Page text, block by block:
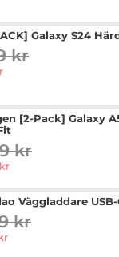
Galaxy S24
pris
kr
[2-Pack] Galaxy
pris
kr
Väggladdare
pris
kr